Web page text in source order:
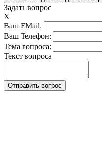
Задать вопрос
X
Ваш EMail:
Ваш Телефон:
Тема вопроса:
Текст вопроса